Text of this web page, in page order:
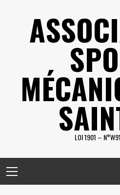
LOI 1901 –
Menu